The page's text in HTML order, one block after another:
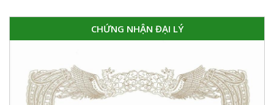
CHỨNG NHẬN ĐẠI LÝ